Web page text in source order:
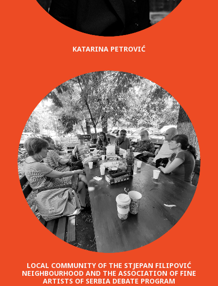
KATARINA PETROVIĆ
LOCAL COMMUNITY OF THE STJEPAN FILIPOVIĆ
NEIGHBOURHOOD AND THE ASSOCIATION OF FINE
ARTISTS OF SERBIA DEBATE PROGRAM